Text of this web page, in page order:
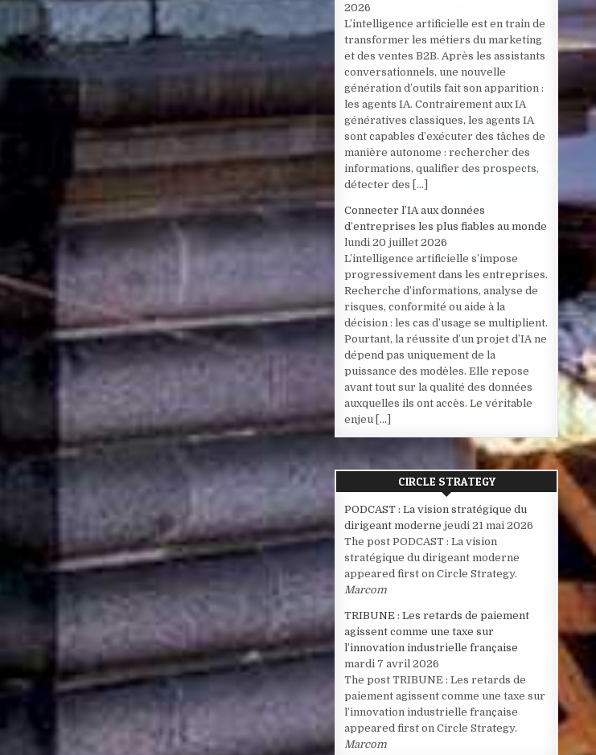
2026
L’intelligence artificielle est en train de
transformer les métiers du marketing
et des ventes B2B. Après les assistants
conversationnels, une nouvelle
génération d’outils fait son apparition :
les agents IA. Contrairement aux IA
génératives classiques, les agents IA
sont capables d’exécuter des tâches de
manière autonome : rechercher des
informations, qualifier des prospects,
détecter des […]
Connecter l’IA aux données
d’entreprises les plus fiables au monde
lundi 20 juillet 2026
L’intelligence artificielle s’impose
progressivement dans les entreprises.
Recherche d’informations, analyse de
risques, conformité ou aide à la
décision : les cas d’usage se multiplient.
Pourtant, la réussite d’un projet d’IA ne
dépend pas uniquement de la
puissance des modèles. Elle repose
avant tout sur la qualité des données
auxquelles ils ont accès. Le véritable
enjeu […]
CIRCLE STRATEGY
PODCAST : La vision stratégique du
dirigeant moderne jeudi 21 mai 2026
The post PODCAST : La vision
stratégique du dirigeant moderne
appeared first on Circle Strategy.
Marcom
TRIBUNE : Les retards de paiement
agissent comme une taxe sur
l’innovation industrielle française
mardi 7 avril 2026
The post TRIBUNE : Les retards de
paiement agissent comme une taxe sur
l’innovation industrielle française
appeared first on Circle Strategy.
Marcom